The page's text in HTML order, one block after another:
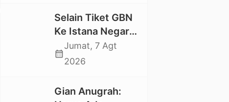
Selain Tiket GBN
Ke Istana Negara,
Mahasiswa UKI
Toraja Oktavia
Pekan Seni
Mahasiswa
calendar_month
Jumat, 7 Agt
2026
Gian Anugrah: